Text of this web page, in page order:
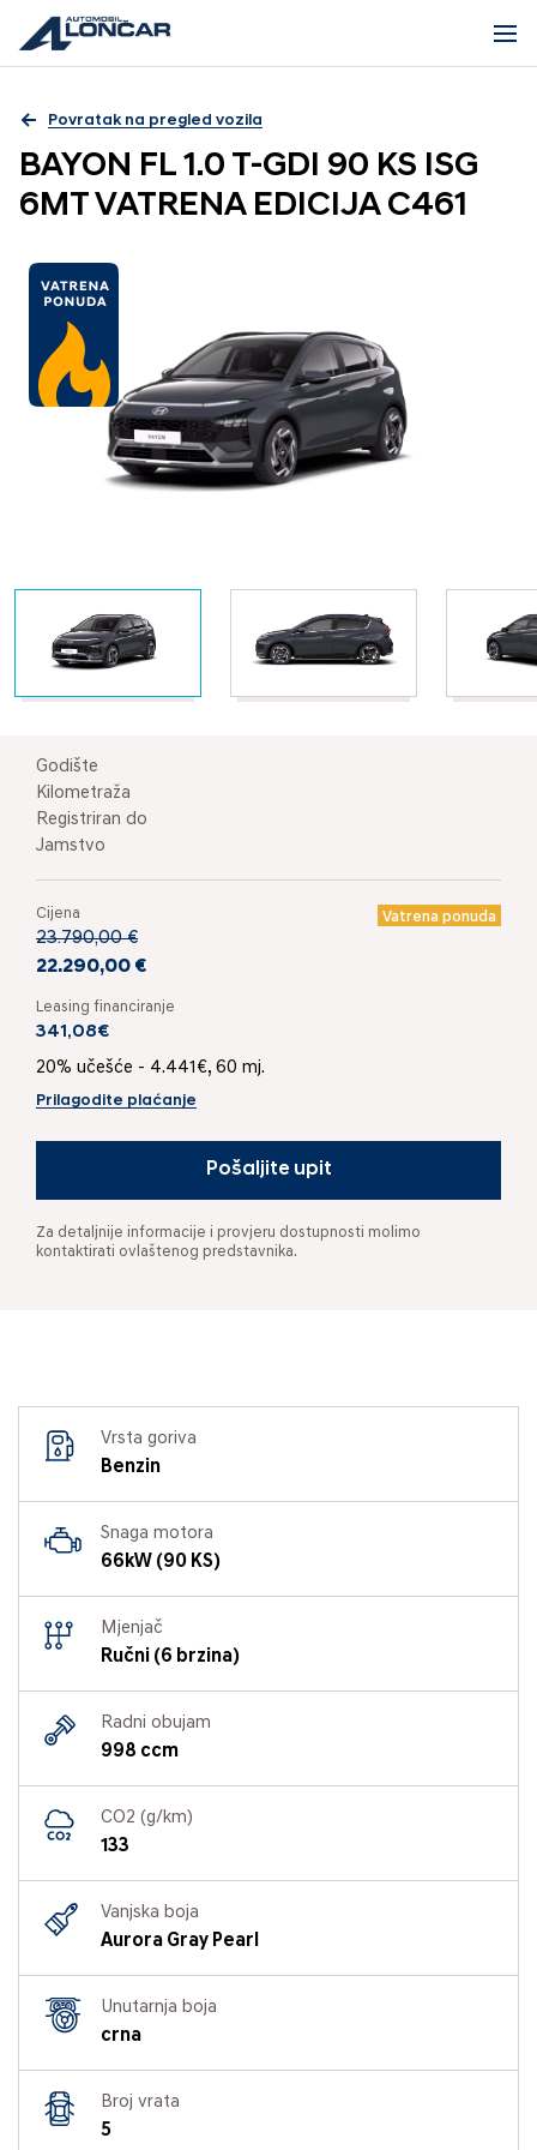
Povratak na pregled vozila
BAYON FL 1.0 T-GDI 90 KS ISG
6MT VATRENA EDICIJA C461
Godište
Kilometraža
Registriran do
Jamstvo
Cijena Vatrena ponuda
23.790,00 €
22.290,00 €
Leasing financiranje
341,08€
20% učešće - 4.441€, 60 mj.
Prilagodite plaćanje
Pošaljite upit
Za detaljnije informacije i provjeru dostupnosti molimo
kontaktirati ovlaštenog predstavnika.
Vrsta goriva
Benzin
Snaga motora
66kW (90 KS)
Mjenjač
Ručni (6 brzina)
Radni obujam
998 ccm
CO2 (g/km)
133
Vanjska boja
Aurora Gray Pearl
Unutarnja boja
crna
Broj vrata
5